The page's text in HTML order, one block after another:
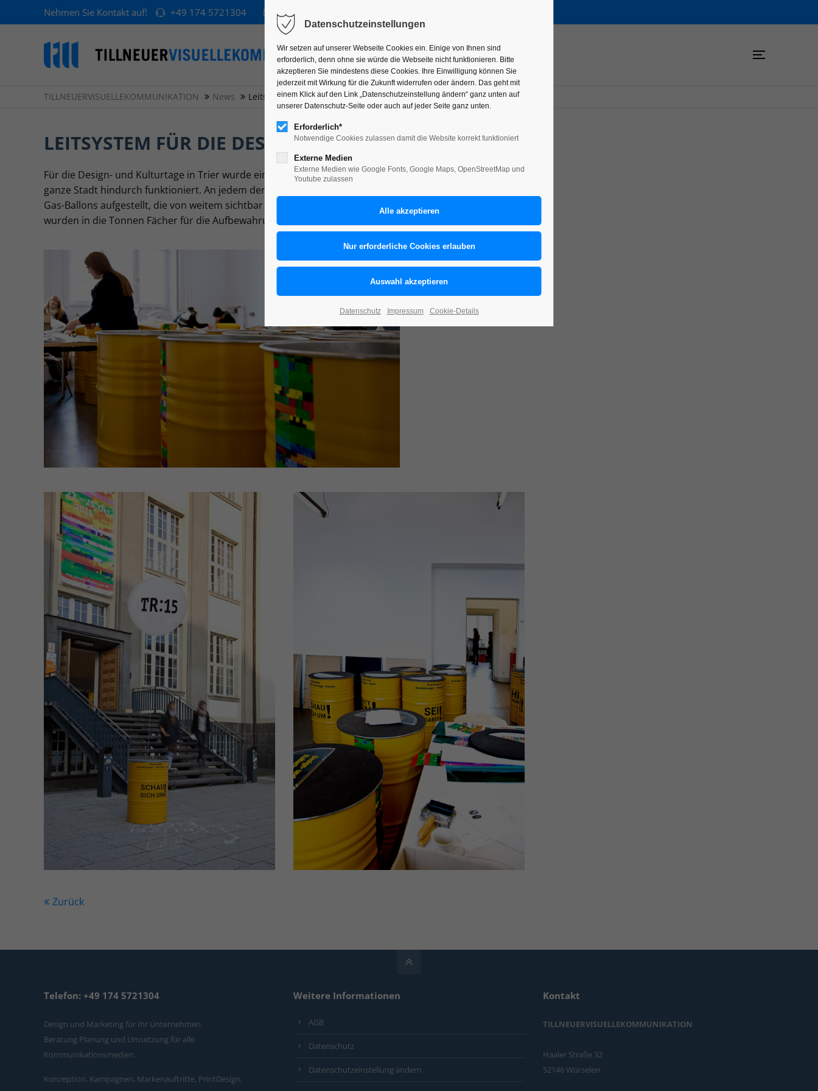
Nehmen Sie Kontakt auf! +49 174 5721304 hallo@tillneuer.de
TILLNEUERVISUELLEKOMMUNIKATION News Leitsystem TR:15
LEITSYSTEM FÜR DIE DESIGN- UND KULTURTAGE
Für die Design- und Kulturtage in Trier wurde ein Konzept entwickelt, dass wie ein Leitsystem durch die
ganze Stadt hindurch funktioniert. An jedem der 12 Standorte wurden beschriftete auffällige Tonnen mit
Gas-Ballons aufgestellt, die von weitem sichtbar auf den jeweiligen Standort hinweisen. Zusätzlich
wurden in die Tonnen Fächer für die Aufbewahrung der Programmhefte integriert.
Zurück
Telefon: +49 174 5721304
Design und Marketing für Ihr Unternehmen.
Beratung Planung und Umsetzung für alle
Kommunikationsmedien.
Konzeption, Kampagnen, Markenauftritte, PrintDesign,
Weitere Informationen
AGB
Datenschutz
Datenschutzeinstellung ändern
Kontakt
TILLNEUERVISUELLEKOMMUNIKATION
Haaler Straße 32
52146 Würselen
Datenschutzeinstellungen
Wir setzen auf unserer Webseite Cookies ein. Einige von Ihnen sind
erforderlich, denn ohne sie würde die Webseite nicht funktionieren. Bitte
akzeptieren Sie mindestens diese Cookies. Ihre Einwilligung können Sie
jederzeit mit Wirkung für die Zukunft widerrufen oder ändern. Das geht mit
einem Klick auf den Link „Datenschutzeinstellung ändern“ ganz unten auf
unserer Datenschutz-Seite oder auch auf jeder Seite ganz unten.
Erforderlich*
Notwendige Cookies zulassen damit die Website korrekt funktioniert
Externe Medien
Externe Medien wie Google Fonts, Google Maps, OpenStreetMap und
Youtube zulassen
Datenschutz Impressum Cookie-Details